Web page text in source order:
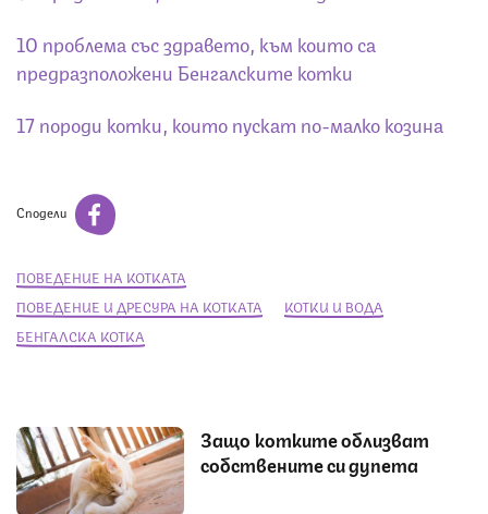
10 проблема със здравето, към които са
предразположени Бенгалските котки
17 породи котки, които пускат по-малко козина
Сподели
ПОВЕДЕНИЕ НА КОТКАТА
ПОВЕДЕНИЕ И ДРЕСУРА НА КОТКАТА
КОТКИ И ВОДА
БЕНГАЛСКА КОТКА
Защо котките облизват
собствените си дупета